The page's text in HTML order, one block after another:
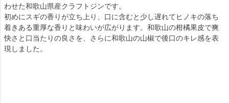
わせた和歌山県産クラフトジンです。
初めにスギの香りが立ち上り、口に含むと少し遅れてヒノキの落ち
着きある重厚な香りと味わいが広がります。和歌山の柑橘果皮で爽
快さと口当たりの良さを、さらに和歌山の山椒で後口のキレ感を表
現しました。